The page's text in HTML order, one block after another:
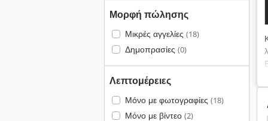
Μορφή πώλησης
Μικρές αγγελίες (18)
Δημοπρασίες (0)
Λεπτομέρειες
Μόνο με φωτογραφίες (18)
Μόνο με βίντεο (2)